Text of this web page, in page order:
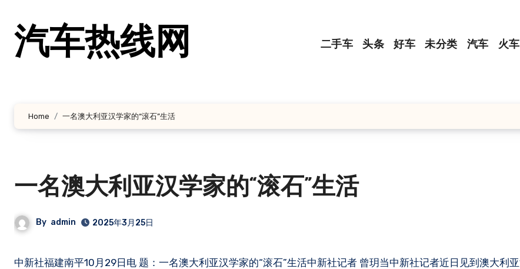
汽车热线网 二手车 头条 好车 未分类 汽车 火车
Home 一名澳大利亚汉学家的“滚石”生活
一名澳大利亚汉学家的“滚石”生活
By admin 2025年3月25日
中新社福建南平10月29日电 题：一名澳大利亚汉学家的“滚石”生活中新社记者 曾玥当中新社记者近日见到澳大利亚汉学家、中国